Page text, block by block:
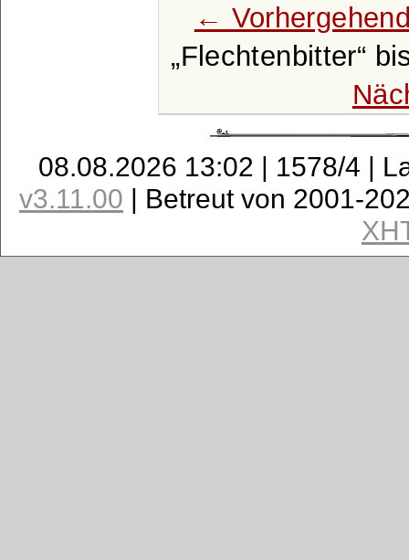
←
Flechtenbitter
08.08.2026 13:02 | 1578/4 |
v3.11.00 | Betreut von 2001-